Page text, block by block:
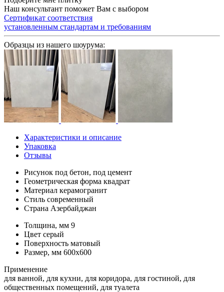
Наш консультант поможет Вам с выбором
Сертификат соответствия
установленным стандартам и требованиям
Образцы из нашего шоурума:
Характеристики и описание
Упаковка
Отзывы
Рисунок под бетон, под цемент
Геометрическая форма квадрат
Материал керамогранит
Стиль современный
Страна Азербайджан
Толщина, мм 9
Цвет серый
Поверхность матовый
Размер, мм 600х600
Применение
для ванной, для кухни, для коридора, для гостиной, для
общественных помещений, для туалета